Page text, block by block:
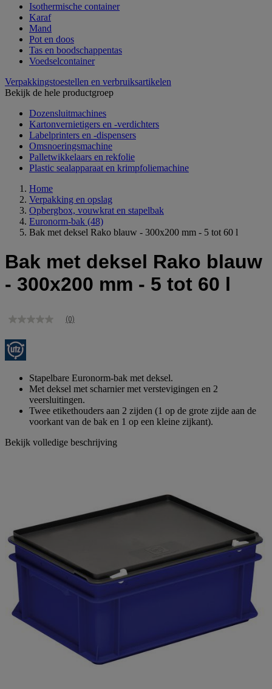
Isothermische container
Karaf
Mand
Pot en doos
Tas en boodschappentas
Voedselcontainer
Verpakkingstoestellen en verbruiksartikelen
Bekijk de hele productgroep
Dozensluitmachines
Kartonvernietigers en -verdichters
Labelprinters en -dispensers
Omsnoeringsmachine
Palletwikkelaars en rekfolie
Plastic sealapparaat en krimpfoliemachine
Home
Verpakking en opslag
Opbergbox, vouwkrat en stapelbak
Euronorm-bak (48)
Bak met deksel Rako blauw - 300x200 mm - 5 tot 60 l
Bak met deksel Rako blauw
- 300x200 mm - 5 tot 60 l
Geen
Dezelfde
paginalink.
(0)
Stapelbare Euronorm-bak met deksel.
Met deksel met scharnier met verstevigingen en 2
veersluitingen.
Twee etikethouders aan 2 zijden (1 op de grote zijde aan de
voorkant van de bak en 1 op een kleine zijkant).
Bekijk volledige beschrijving